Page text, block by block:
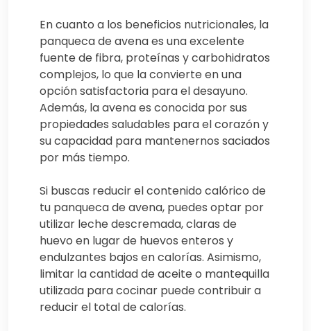
En cuanto a los beneficios nutricionales, la
panqueca de avena es una excelente
fuente de fibra, proteínas y carbohidratos
complejos, lo que la convierte en una
opción satisfactoria para el desayuno.
Además, la avena es conocida por sus
propiedades saludables para el corazón y
su capacidad para mantenernos saciados
por más tiempo.
Si buscas reducir el contenido calórico de
tu panqueca de avena, puedes optar por
utilizar leche descremada, claras de
huevo en lugar de huevos enteros y
endulzantes bajos en calorías. Asimismo,
limitar la cantidad de aceite o mantequilla
utilizada para cocinar puede contribuir a
reducir el total de calorías.